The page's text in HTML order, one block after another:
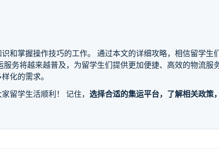
和掌握操作技巧的工作。 通过本文的详细攻略，相信留学
务将越来越普及，为留学生们提供更加便捷、高效的物流
化的需求。
留学生活顺利！ 记住，选择合适的集运平台，了解相关政策